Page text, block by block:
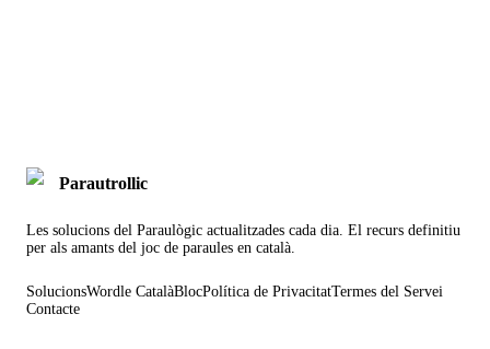
Parautrollic
Les solucions del Paraulògic actualitzades cada dia. El recurs definitiu
per als amants del joc de paraules en català.
SolucionsWordle CatalàBlocPolítica de PrivacitatTermes del Servei
Contacte